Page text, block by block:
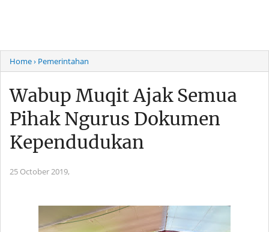
Home› Pemerintahan
Wabup Muqit Ajak Semua
Pihak Ngurus Dokumen
Kependudukan
25 October 2019,